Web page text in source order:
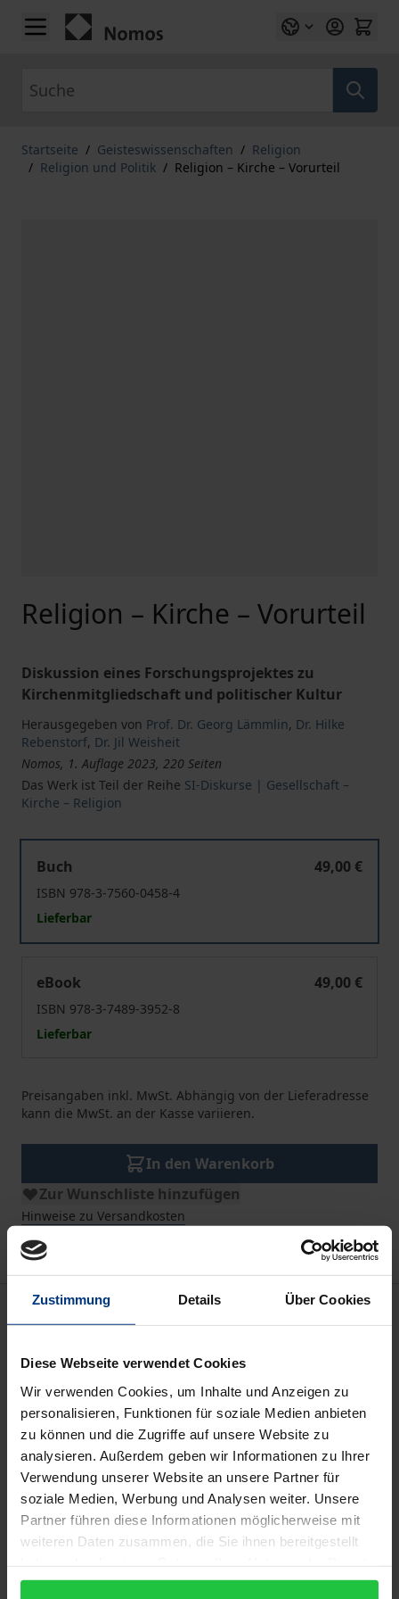
Zustimmung Details Über Cookies
Diese Webseite verwendet Cookies
Wir verwenden Cookies, um Inhalte und Anzeigen zu
personalisieren, Funktionen für soziale Medien anbieten
zu können und die Zugriffe auf unsere Website zu
analysieren. Außerdem geben wir Informationen zu Ihrer
Verwendung unserer Website an unsere Partner für
soziale Medien, Werbung und Analysen weiter. Unsere
Partner führen diese Informationen möglicherweise mit
weiteren Daten zusammen, die Sie ihnen bereitgestellt
gesammelt haben.
Zum Inhalt springen
Startseite / Geisteswissenschaften / Religion
/ Religion und Politik / Religion – Kirche – Vorurteil
Religion – Kirche – Vorurteil
Diskussion eines Forschungsprojektes zu
Kirchenmitgliedschaft und politischer Kultur
Herausgegeben von Prof. Dr. Georg Lämmlin, Dr. Hilke
Rebenstorf, Dr. Jil Weisheit
Nomos, 1. Auflage 2023, 220 Seiten
Das Werk ist Teil der Reihe SI-Diskurse | Gesellschaft –
Kirche – Religion
Buch
49,00 €
ISBN 978-3-7560-0458-4
Lieferbar
eBook
49,00 €
ISBN 978-3-7489-3952-8
Lieferbar
Preisangaben inkl. MwSt. Abhängig von der Lieferadresse
kann die MwSt. an der Kasse variieren.
In den Warenkorb
Zur Wunschliste hinzufügen
Hinweise zu Versandkosten
Beschreibung
In welchem Wechselverhältnis stehen religiöse
Überzeugungen und Kirchenmitgliedschaft mit
politischen Einstellungen und Vorurteilen? Diese
Fragestellung wurde in einem von der EKD
finanzierten Forschungsverbund zum Verhältnis von
Religion, Kirche, Vorurteilen, Populismus und
Demokratie von 2019 bis 2021 erforscht. Im Mai
2022 wurden die Ergebnisse mit dem Titel „Zwischen
bei einer vom Sozialwissenschaftlichen Institut der